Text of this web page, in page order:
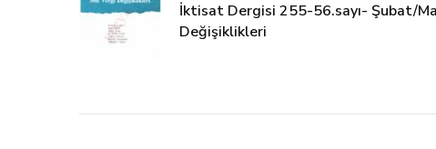
İktisat Dergisi 255-56.sayı- Şubat/
Değişiklikleri